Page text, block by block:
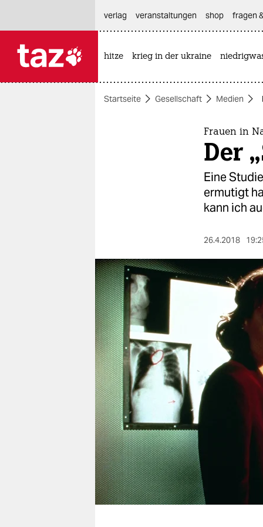
themen
berlin
nord
wahrheit
verlag
verlag
veranstaltungen
shop
fragen & hilfe
unterstützen
abo
genossenschaft
verlag
veranstaltungen shop fragen
hitze krieg in der ukraine
Startseite Gesellschaft Medien
Frauen in
Der
Eine
ermutigt
kann ich
26.4.2018